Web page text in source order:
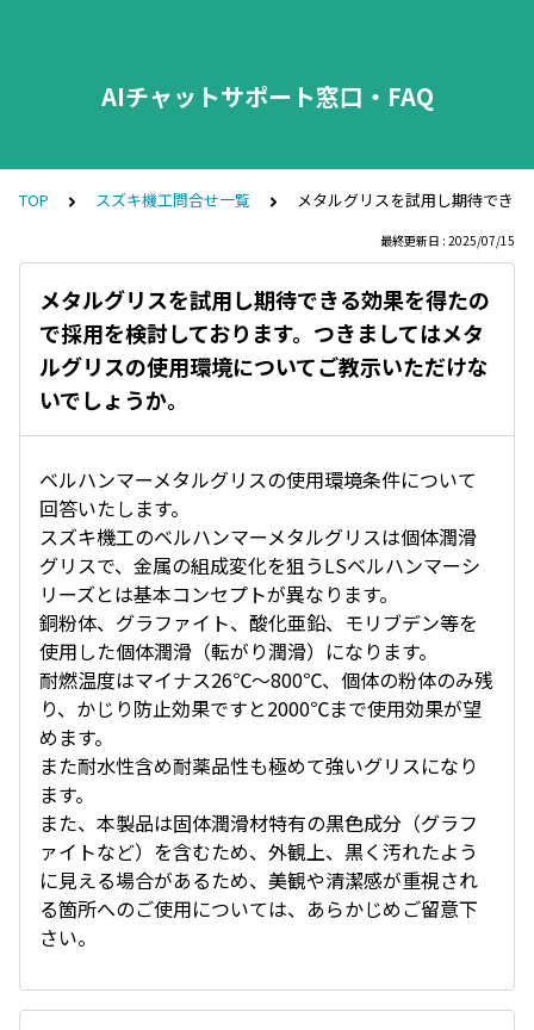
AIチャットサポート窓口・FAQ
TOP スズキ機工問合せ一覧 メタルグリスを試用し期待でき
最終更新日 : 2025/07/15
メタルグリスを試用し期待できる効果を得たの
で採用を検討しております。つきましてはメタ
ルグリスの使用環境についてご教示いただけな
いでしょうか。
ベルハンマーメタルグリスの使用環境条件について
回答いたします。
スズキ機工のベルハンマーメタルグリスは個体潤滑
グリスで、金属の組成変化を狙うLSベルハンマーシ
リーズとは基本コンセプトが異なります。
銅粉体、グラファイト、酸化亜鉛、モリブデン等を
使用した個体潤滑（転がり潤滑）になります。
耐燃温度はマイナス26℃～800℃、個体の粉体のみ残
り、かじり防止効果ですと2000℃まで使用効果が望
めます。
また耐水性含め耐薬品性も極めて強いグリスになり
ます。
また、本製品は固体潤滑材特有の黒色成分（グラフ
ァイトなど）を含むため、外観上、黒く汚れたよう
に見える場合があるため、美観や清潔感が重視され
る箇所へのご使用については、あらかじめご留意下
さい。